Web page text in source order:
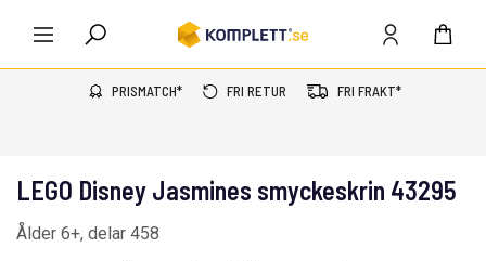
PRISMATCH* FRI RETUR FRI FRAKT*
LEGO Disney Jasmines smyckeskrin 43295
Ålder 6+, delar 458